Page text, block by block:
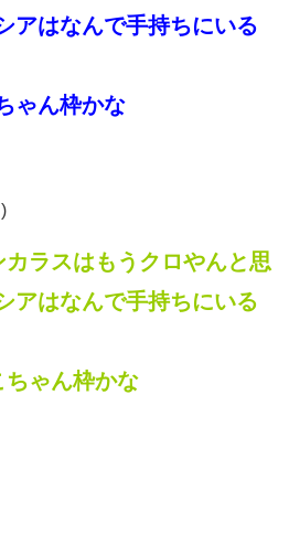
アはなんで手持ちにいる
ゃん枠かな
ラスはもうクロやんと思
アはなんで手持ちにいる
ゃん枠かな